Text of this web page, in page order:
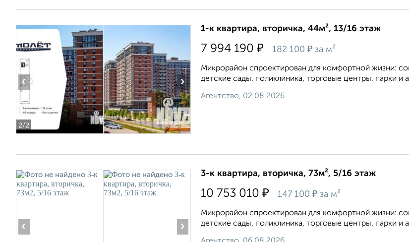
2/2
‹ ›
1-к квартира, вторичка, 44м², 13/16 этаж
7 994 190 ₽ 182 100 ₽ за м²
Микрорайон спроектирован для комфортной жизни:
детские сады, поликлиника, торговые центры, парки
Агентство, 02.08.2026
‹ ›
3-к квартира, вторичка, 73м², 5/16 этаж
10 753 010 ₽ 147 100 ₽ за м²
Микрорайон спроектирован для комфортной жизни:
детские сады, поликлиника, торговые центры, парки